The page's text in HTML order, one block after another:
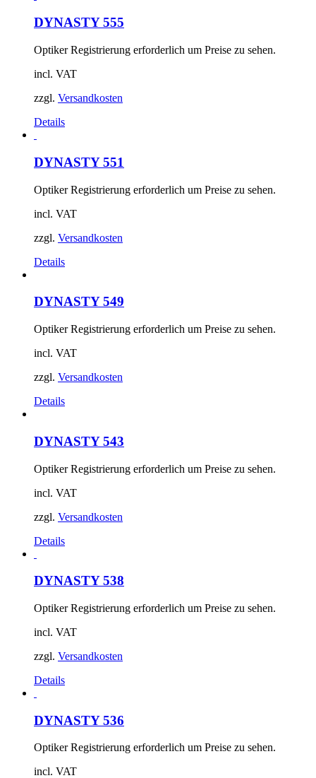
DYNASTY 555
Optiker Registrierung erforderlich um Preise zu sehen.
incl. VAT
zzgl. Versandkosten
Details
DYNASTY 551
Optiker Registrierung erforderlich um Preise zu sehen.
incl. VAT
zzgl. Versandkosten
Details
DYNASTY 549
Optiker Registrierung erforderlich um Preise zu sehen.
incl. VAT
zzgl. Versandkosten
Details
DYNASTY 543
Optiker Registrierung erforderlich um Preise zu sehen.
incl. VAT
zzgl. Versandkosten
Details
DYNASTY 538
Optiker Registrierung erforderlich um Preise zu sehen.
incl. VAT
zzgl. Versandkosten
Details
DYNASTY 536
Optiker Registrierung erforderlich um Preise zu sehen.
incl. VAT